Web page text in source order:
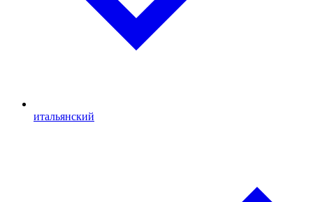
итальянский